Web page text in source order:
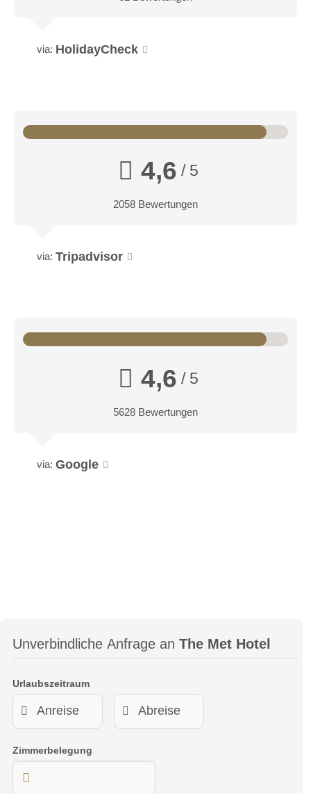
via: HolidayCheck
4,6 / 5
2058 Bewertungen
via: Tripadvisor
4,6 / 5
5628 Bewertungen
via: Google
Unverbindliche Anfrage an The Met Hotel
Urlaubszeitraum
Zimmerbelegung